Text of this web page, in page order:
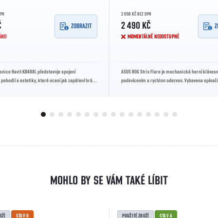
ZOBRAZIT
Havit KB488L představuje spojení
a estetiky, které ocení jak zapálení hráči,
2 058 KČ BEZ DPH
2 490 KČ
MOMENTÁLNĚ NEDOSTUPNÉ
ASUS ROG Strix Flare je mechanická herní
podsvícením a rychlou odezvou. Vybavena spínači
STAV B POUŽITÉ ZBOŽÍ STAV A